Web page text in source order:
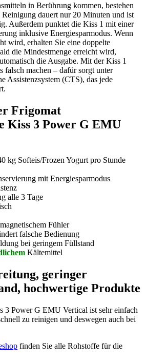
in Berührung kommen, bestehen
dauert nur 20 Minuten und ist
Außerdem punktet die Kiss 1 mit einer
inklusive Energiesparmodus. Wenn
wird, erhalten Sie eine doppelte
die Mindestmenge erreicht wird,
die Ausgabe. Mit der Kiss 1
falsch machen – dafür sorgt unter
Assistenzsystem (CTS), das jede
Frigomat
Kiss 3 Power G EMU
kg Softeis/Frozen Yogurt pro Stunde
mit Energiesparmodus
alle 3 Tage
Fühler
falsche Bedienung
bei geringem Füllstand
Kältemittel
geringer
hochwertige Produkte
3 Power G EMU Vertical ist sehr einfach
zu reinigen und deswegen auch bei
finden Sie alle Rohstoffe für die